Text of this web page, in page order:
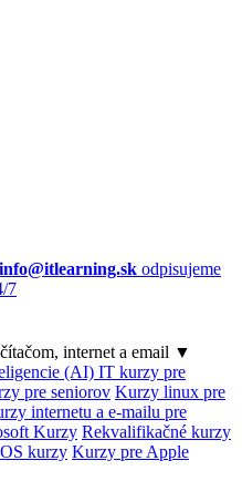
info@itlearning.sk odpisujeme
7
internet a email ▼
(AI) IT kurzy pre
pre seniorov Kurzy linux pre
internetu a e-mailu pre
Kurzy Rekvalifikačné kurzy
kurzy Kurzy pre Apple